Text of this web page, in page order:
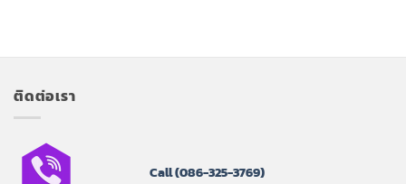
ติดต่อเรา
Call(086-325-3769)